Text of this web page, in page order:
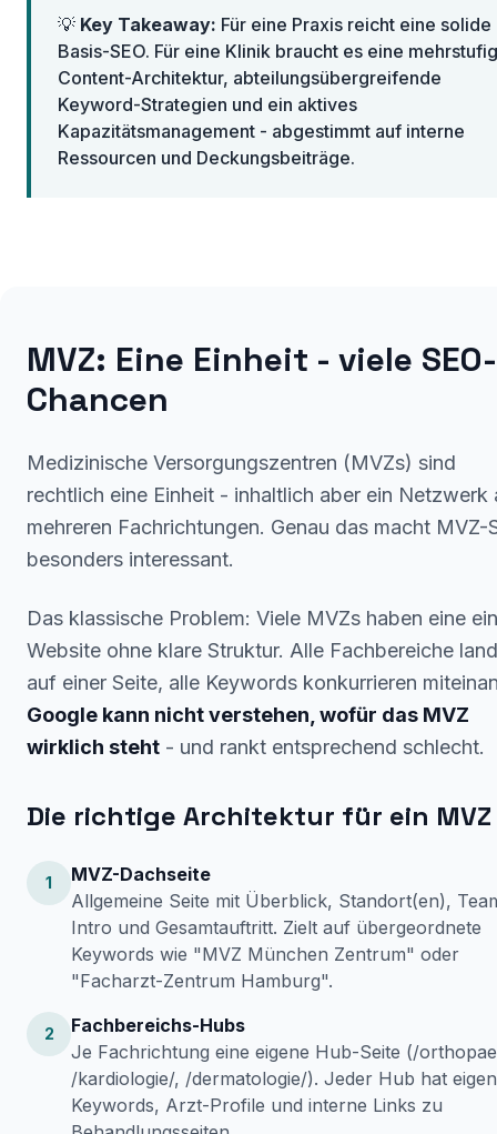
💡 Key Takeaway: Für eine Praxis reicht eine solide
Basis-SEO. Für eine Klinik braucht es eine
Content-Architektur, abteilungsübergreifende
Keyword-Strategien und ein aktives
Kapazitätsmanagement - abgestimmt auf interne
Ressourcen und Deckungsbeiträge.
MVZ: Eine Einheit - viele SEO-
Chancen
Medizinische Versorgungszentren (MVZs) sind
rechtlich eine Einheit - inhaltlich aber ein Netzwerk
mehreren Fachrichtungen. Genau das macht MVZ-
besonders interessant.
Das klassische Problem: Viele MVZs haben eine
Website ohne klare Struktur. Alle Fachbereiche
auf einer Seite, alle Keywords konkurrieren
Google kann nicht verstehen, wofür das MVZ
wirklich steht - und rankt entsprechend schlecht.
Die richtige Architektur für ein MVZ
1
MVZ-Dachseite
Allgemeine Seite mit Überblick, Standort(en),
Intro und Gesamtauftritt. Zielt auf übergeordnete
Keywords wie "MVZ München Zentrum" oder
"Facharzt-Zentrum Hamburg".
2
Fachbereichs-Hubs
Je Fachrichtung eine eigene Hub-Seite (/
/kardiologie/, /dermatologie/). Jeder Hub hat
Keywords, Arzt-Profile und interne Links zu